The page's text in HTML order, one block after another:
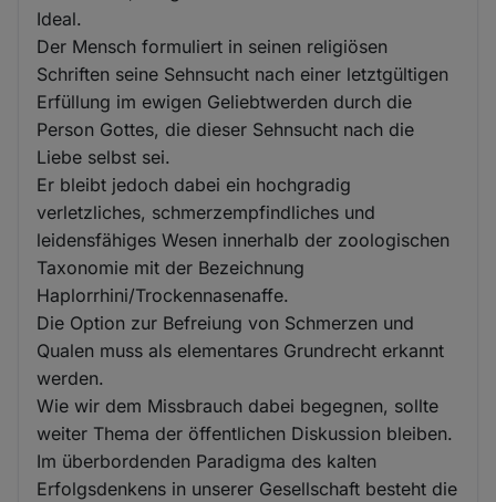
Ideal.
Der Mensch formuliert in seinen religiösen
Schriften seine Sehnsucht nach einer letztgültigen
Erfüllung im ewigen Geliebtwerden durch die
Person Gottes, die dieser Sehnsucht nach die
Liebe selbst sei.
Er bleibt jedoch dabei ein hochgradig
verletzliches, schmerzempfindliches und
leidensfähiges Wesen innerhalb der zoologischen
Taxonomie mit der Bezeichnung
Haplorrhini/Trockennasenaffe.
Die Option zur Befreiung von Schmerzen und
Qualen muss als elementares Grundrecht erkannt
werden.
Wie wir dem Missbrauch dabei begegnen, sollte
weiter Thema der öffentlichen Diskussion bleiben.
Im überbordenden Paradigma des kalten
Erfolgsdenkens in unserer Gesellschaft besteht die